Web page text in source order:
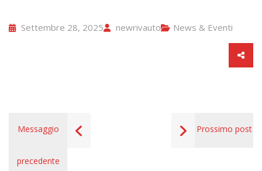
Settembre 28, 2025 newrivauto News & Eventi
Messaggio
precedente
Prossimo post